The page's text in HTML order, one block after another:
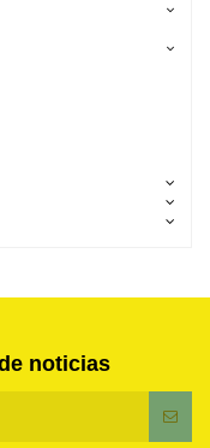
noticias